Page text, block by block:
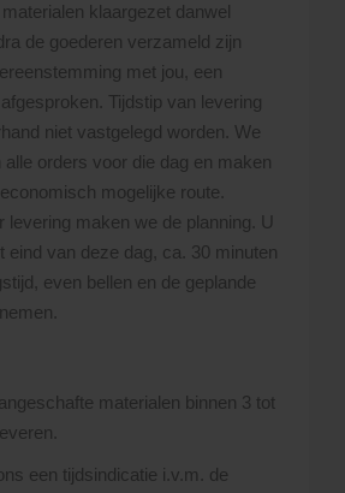
klaargezet danwel
de goederen verzameld zijn
met jou, een
Tijdstip van levering
niet vastgelegd worden. We
alle orders voor die dag en maken
mogelijke route.
levering maken we de planning. U
eind van deze dag, ca. 30 minuten
even bellen en de geplande
materialen binnen 3 tot
een tijdsindicatie i.v.m. de